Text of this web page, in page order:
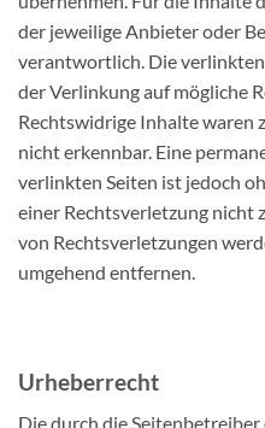
der jeweilige Anbieter oder
verantwortlich. Die
der Verlinkung auf mögliche
Rechtswidrige Inhalte waren
nicht erkennbar. Eine
verlinkten Seiten ist jedoch
einer Rechtsverletzung nicht
von Rechtsverletzungen
umgehend entfernen.
Urheberrecht
Die durch die